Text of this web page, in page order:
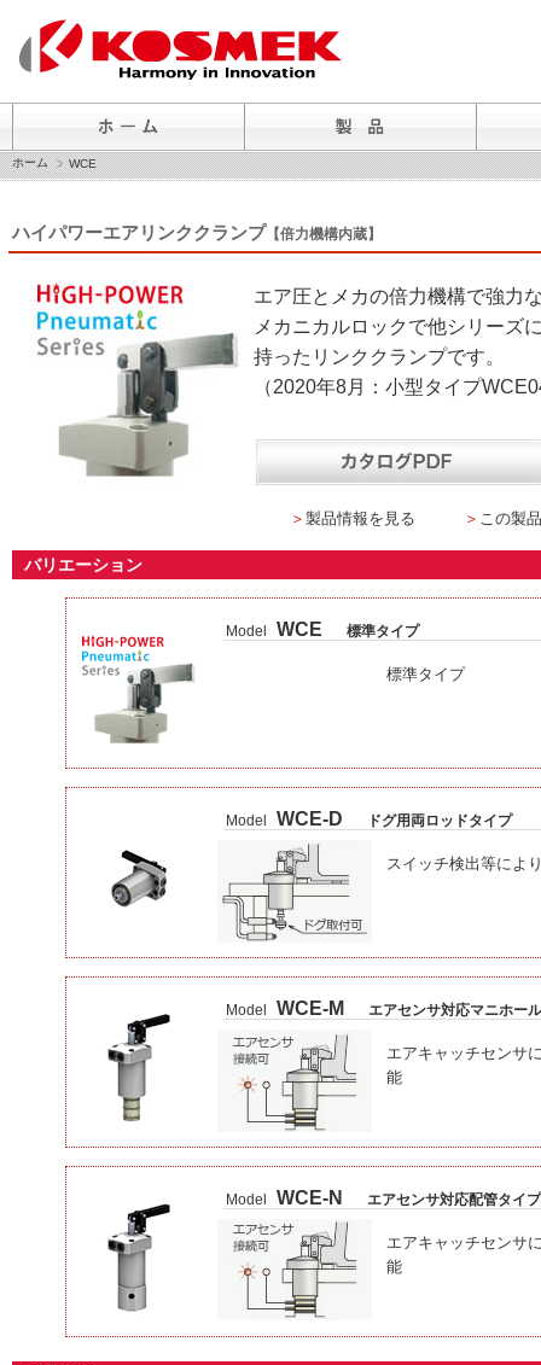
ホーム WCE
ハイパワーエアリンククランプ 【倍力機構内蔵】
エア圧とメカの倍力機構で強力
メカニカルロックで他シリーズ
持ったリンククランプです。
（2020年8月：小型タイプ
＞ 製品情報を見る ＞ この製
バリエーション
Model WCE 標準タイプ
標準タイプ
Model WCE-D ドグ用両ロッドタイプ
スイッチ検出等によ
Model WCE-M エアセンサ対応マニホー
エアキャッチセンサ
能
Model WCE-N エアセンサ対応配管タイプ
エアキャッチセンサ
能